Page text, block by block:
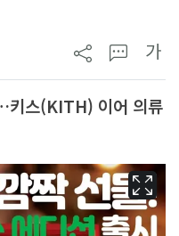
가
키스(KITH) 이어 의류